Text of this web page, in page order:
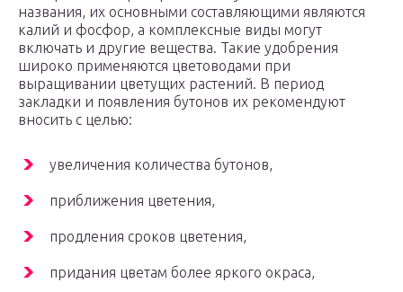
названия, их основными составляющими являются
калий и фосфор, а комплексные виды могут
включать и другие вещества. Такие удобрения
широко применяются цветоводами при
выращивании цветущих растений. В период
закладки и появления бутонов их рекомендуют
вносить с целью:
увеличения количества бутонов,
приближения цветения,
продления сроков цветения,
придания цветам более яркого окраса,